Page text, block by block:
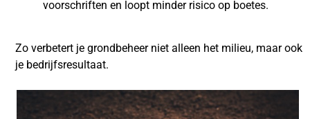
voorschriften en loopt minder risico op boetes.
Zo verbetert je grondbeheer niet alleen het milieu, maar ook
je bedrijfsresultaat.